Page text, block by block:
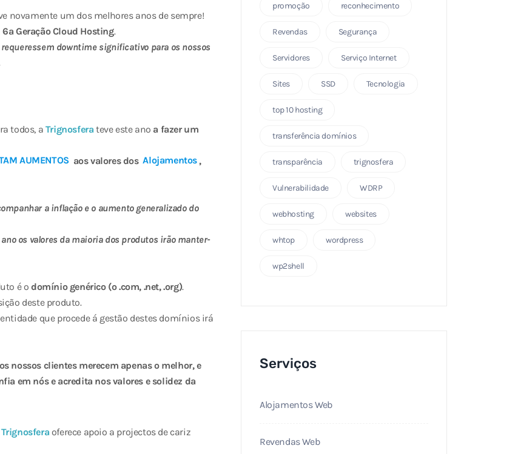
novamente um dos melhores anos de sempre!
6ª Geração Cloud Hosting.
downtime significativo para os nossos
todos, a Trignosfera teve este ano a fazer um
AUMENTOS aos valores dos Alojamentos ,
a inflação e o aumento generalizado do
os valores da maioria dos produtos irão manter-
é odomínio genérico (o .com, .net, .org).
deste produto.
que procede á gestão destes domínios irá
nossos clientes merecem apenas o melhor, e
em nós e acredita nos valores e solidez da
Trignosfera oferece apoio a projectos de cariz
promoção reconhecimento
Revendas Segurança
Servidores Serviço Internet
Sites SSD Tecnologia
top 10 hosting
transferência domínios
transparência trignosfera
Vulnerabilidade WDRP
webhosting websites
whtop wordpress
wp2shell
Serviços
Alojamentos Web
Revendas Web